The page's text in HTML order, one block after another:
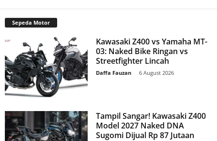
Sepeda Motor
Kawasaki Z400 vs Yamaha MT-
03: Naked Bike Ringan vs
Streetfighter Lincah
Daffa Fauzan 6 August 2026
Tampil Sangar! Kawasaki Z400
Model 2027 Naked DNA
Sugomi Dijual Rp 87 Jutaan